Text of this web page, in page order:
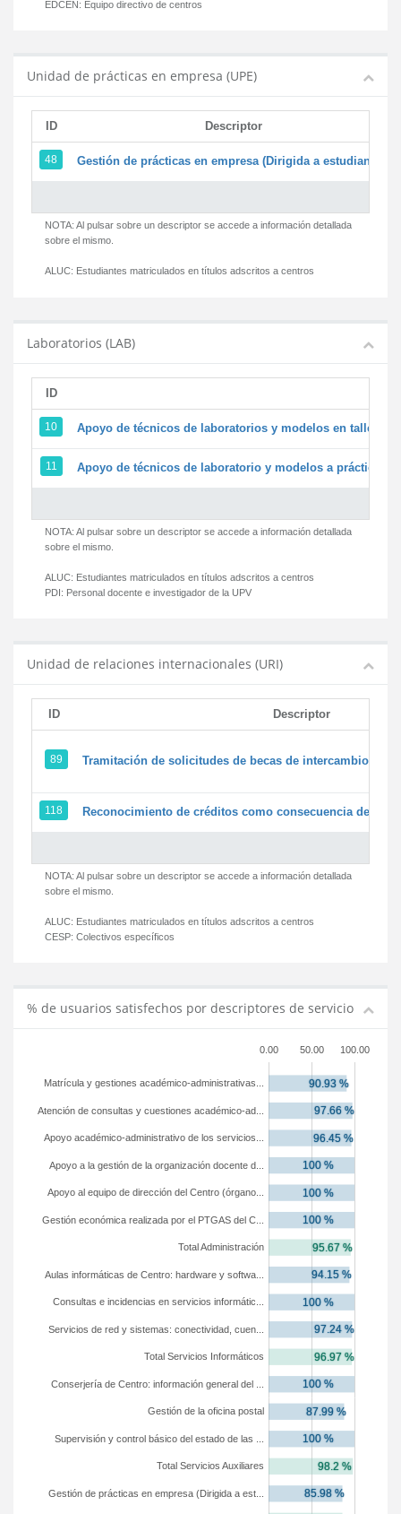
EDCEN: Equipo directivo de centros
Unidad de prácticas en empresa (UPE)
ID Descriptor
48 Gestión de prácticas en empresa (Dirigida a estudiantes)
NOTA: Al pulsar sobre un descriptor se accede a información detallada
sobre el mismo.
ALUC: Estudiantes matriculados en títulos adscritos a centros
Laboratorios (LAB)
ID
10 Apoyo de técnicos de laboratorios y modelos en
11 Apoyo de técnicos de laboratorio y modelos a prácticas
NOTA: Al pulsar sobre un descriptor se accede a información detallada
sobre el mismo.
ALUC: Estudiantes matriculados en títulos adscritos a centros
PDI: Personal docente e investigador de la UPV
Unidad de relaciones internacionales (URI)
ID Descriptor
89 Tramitación de solicitudes de becas de intercambio
118 Reconocimiento de créditos como consecuencia de un
NOTA: Al pulsar sobre un descriptor se accede a información detallada
sobre el mismo.
ALUC: Estudiantes matriculados en títulos adscritos a centros
CESP: Colectivos específicos
% de usuarios satisfechos por descriptores de servicio
0.00 50.00 100.00
Gestión de prácticas en empresa (Dirigida a est...
Total Servicios Auxiliares
Supervisión y control básico del estado de las ...
Gestión de la oficina postal
Conserjería de Centro: información general del ...
Total Servicios Informáticos
Servicios de red y sistemas: conectividad, cuen...
Consultas e incidencias en servicios informátic...
Aulas informáticas de Centro: hardware y softwa...
Total Administración
Gestión económica realizada por el PTGAS del C...
Apoyo al equipo de dirección del Centro (órgano...
Apoyo a la gestión de la organización docente d...
Apoyo académico-administrativo de los servicios...
Atención de consultas y cuestiones académico-ad...
Matrícula y gestiones académico-administrativas...